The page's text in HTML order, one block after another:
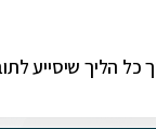
הליך שיסייע